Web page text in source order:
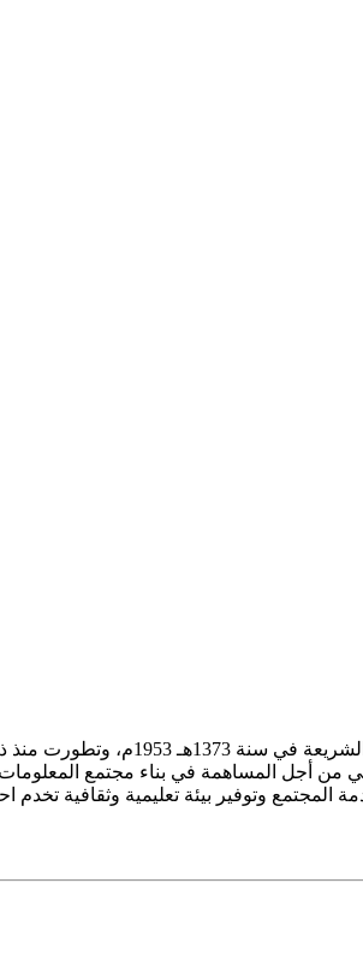
من أجل المساهمة في بناء مجتمع
المجتمع وتوفير بيئة تعليمية وثقافية